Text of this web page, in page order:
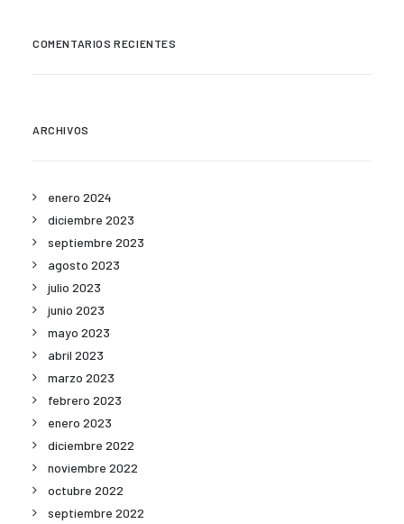
COMENTARIOS RECIENTES
ARCHIVOS
enero 2024
diciembre 2023
septiembre 2023
agosto 2023
julio 2023
junio 2023
mayo 2023
abril 2023
marzo 2023
febrero 2023
enero 2023
diciembre 2022
noviembre 2022
octubre 2022
septiembre 2022